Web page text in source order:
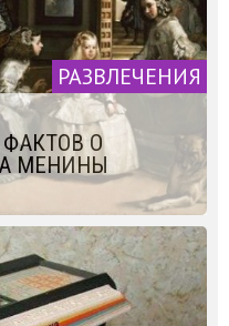
РАЗВЛЕЧЕНИЯ
О
МЕНИНЫ